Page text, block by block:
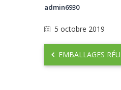
admin6930
5 octobre 2019
EMBALLAGES